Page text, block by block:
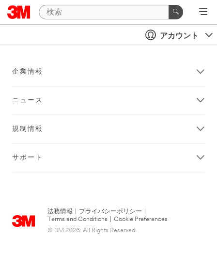
アカウント
企業情報
ニュース
規制情報
サポート
法務情報 プライバシーポリシー
Terms and Conditions
Cookie Preferences
© 3M 2026. All Rights Reserved.